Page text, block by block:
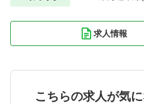
求人情報
こちらの求人が気